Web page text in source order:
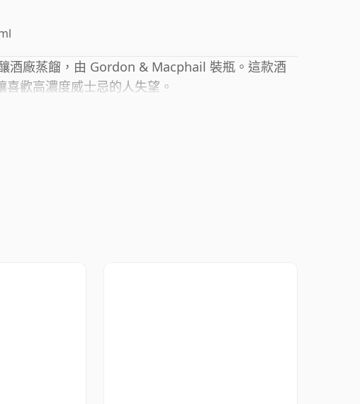
酒廠蒸餾，由 Gordon & Macphail 裝瓶。這款酒
歡高濃度威士忌的人失望。